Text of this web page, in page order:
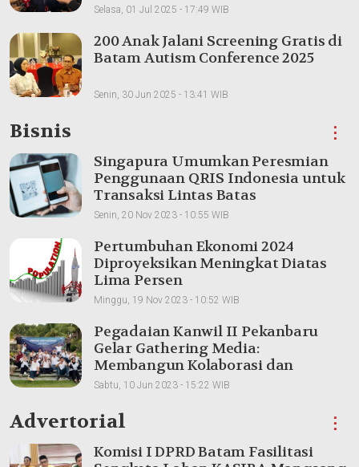
Selasa, 01 Jul 2025 - 17:49 WIB
200 Anak Jalani Screening Gratis di
Batam Autism Conference 2025
Senin, 30 Jun 2025 - 13:41 WIB
Bisnis ⋮
Singapura Umumkan Peresmian
Penggunaan QRIS Indonesia untuk
Transaksi Lintas Batas
Senin, 20 Nov 2023 - 10:55 WIB
Pertumbuhan Ekonomi 2024
Diproyeksikan Meningkat Diatas
Lima Persen
Minggu, 19 Nov 2023 - 10:52 WIB
Pegadaian Kanwil II Pekanbaru
Gelar Gathering Media:
Membangun Kolaborasi dan
Meningkatkan Pemahaman Produk
Sabtu, 10 Jun 2023 - 15:22 WIB
Advertorial ⋮
Komisi I DPRD Batam Fasilitasi